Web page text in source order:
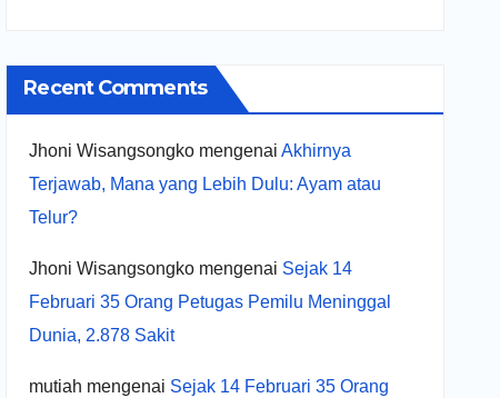
Recent Comments
Jhoni Wisangsongko mengenaiAkhirnya
Terjawab, Mana yang Lebih Dulu: Ayam atau
Telur?
Jhoni Wisangsongko mengenai Sejak 14
Februari 35 Orang Petugas Pemilu Meninggal
Dunia, 2.878 Sakit
mutiah mengenai Sejak 14 Februari 35 Orang